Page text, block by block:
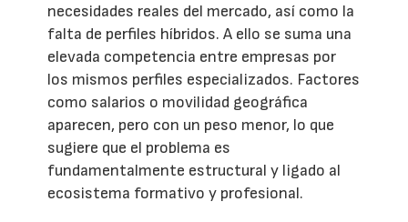
necesidades reales del mercado, así como la
falta de perfiles híbridos. A ello se suma una
elevada competencia entre empresas por
los mismos perfiles especializados. Factores
como salarios o movilidad geográfica
aparecen, pero con un peso menor, lo que
sugiere que el problema es
fundamentalmente estructural y ligado al
ecosistema formativo y profesional.